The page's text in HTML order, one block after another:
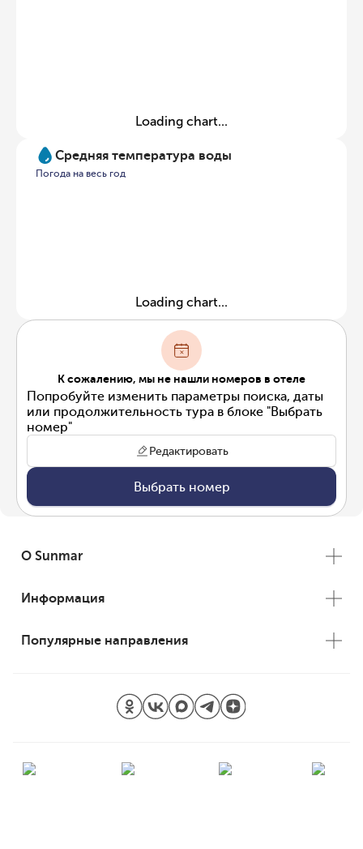
Loading chart...
Средняя температура воды
Погода на весь год
Loading chart...
К сожалению, мы не нашли номеров в отеле
Попробуйте изменить параметры поиска, даты
или продолжительность тура в блоке "Выбрать
номер"
Редактировать
Выбрать номер
О Sunmar
Информация
Популярные направления